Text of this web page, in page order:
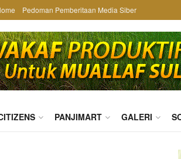
Pedoman Pemberitaan Media Siber
PANJIMART GALERI